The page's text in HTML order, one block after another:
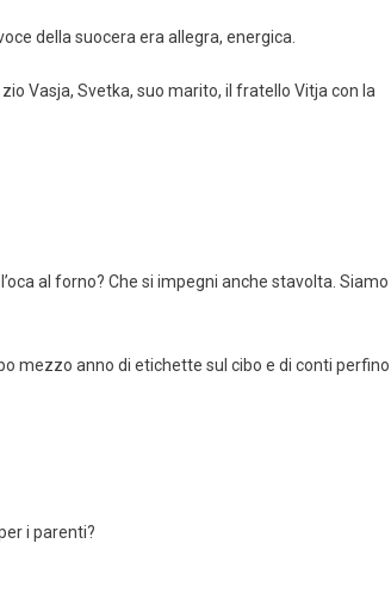
della suocera era allegra, energica.
Vasja, Svetka, suo marito, il fratello Vitja con la
al forno? Che si impegni anche stavolta. Siamo
mezzo anno di etichette sul cibo e di conti perfino
i parenti?